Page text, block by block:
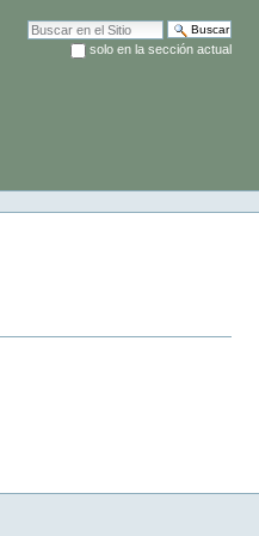
Buscar
solo en la sección actual